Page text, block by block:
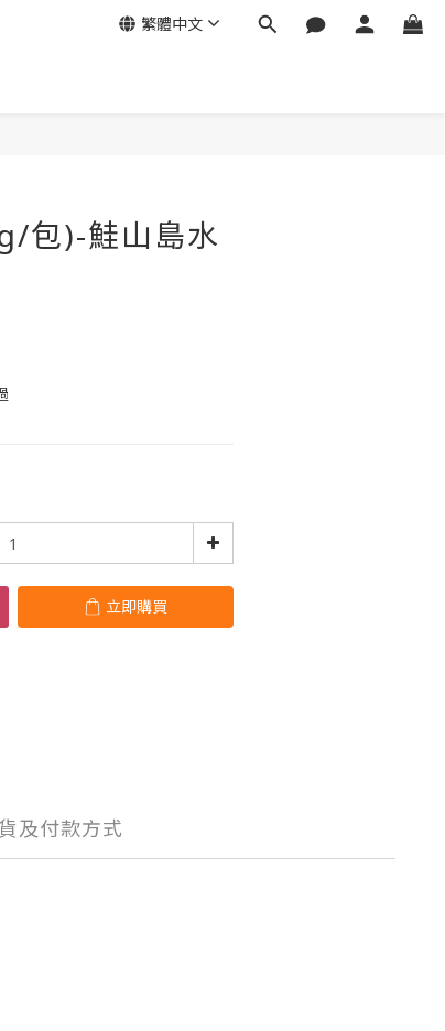
繁體中文
包)-鮭山島水
立即購買
及付款方式